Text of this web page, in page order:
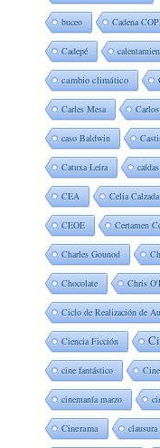
buceo Cadena
Cadepé
cambio climático
Carles Mesa
caso Baldwin
Catuxa Leira
CEA Celia Calzada
CEOE Certamen
Charles Gounod
Chocolate Chris
Ciclo de Realización de
Ciencia Ficción
cine fantástico
cinemanía marzo
Cinerama